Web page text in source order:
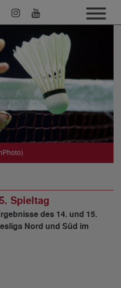
Spieltag
des 14. und 15.
Nord und Süd im